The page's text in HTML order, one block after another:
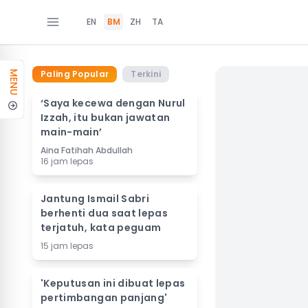
EN BM ZH TA
MENU Paling Popular Terkini
‘Saya kecewa dengan Nurul
Izzah, itu bukan jawatan
main-main’
Aina Fatihah Abdullah
16 jam lepas
Jantung Ismail Sabri
berhenti dua saat lepas
terjatuh, kata peguam
15 jam lepas
'Keputusan ini dibuat lepas
pertimbangan panjang'